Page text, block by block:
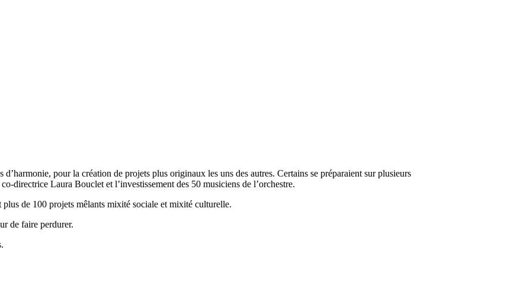
pour la création de projets plus originaux les uns des autres. Certains se préparaient sur plusieurs
directrice Laura Bouclet et l’investissement des 50 musiciens de l’orchestre.
de 100 projets mêlants mixité sociale et mixité culturelle.
de faire perdurer.